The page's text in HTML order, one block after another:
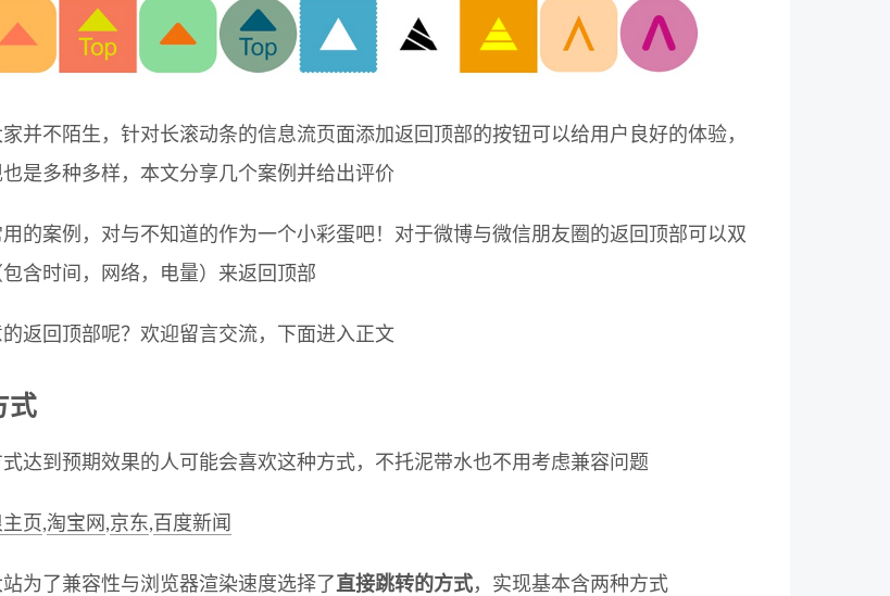
并不陌生，针对长滚动条的信息流页面添加返回顶部的按钮可以给用户良好的体验，
是多种多样，本文分享几个案例并给出评价
的案例，对与不知道的作为一个小彩蛋吧！对于微博与微信朋友圈的返回顶部可以双
含时间，网络，电量）来返回顶部
返回顶部呢？欢迎留言交流，下面进入正文
式
达到预期效果的人可能会喜欢这种方式，不托泥带水也不用考虑兼容问题
页,淘宝网 ,京东, 百度新闻
为了兼容性与浏览器渲染速度选择了直接跳转的方式，实现基本含两种方式